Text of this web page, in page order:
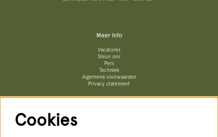
Meer info
Vacatures
Steun ons
Pers
Techniek
Algemene voorwaarden
Privacy statement
Cookies